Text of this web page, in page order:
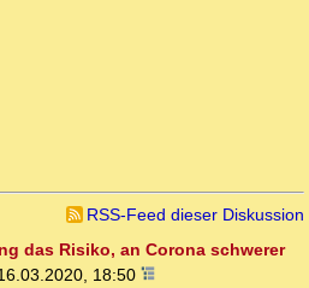
RSS-Feed dieser Diskussion
das Risiko, an Corona schwerer
18:50